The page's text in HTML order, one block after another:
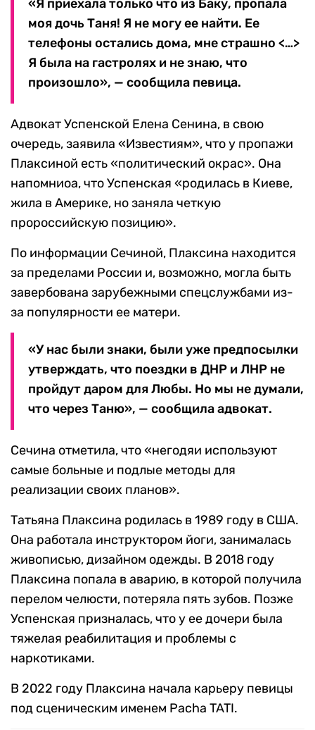
«Я приехала только что из Баку, пропала
моя дочь Таня! Я не могу ее найти. Ее
телефоны остались дома, мне страшно <…>
Я была на гастролях и не знаю, что
произошло», — сообщила певица.
Адвокат Успенской Елена Сенина, в свою
очередь, заявила «Известиям», что у пропажи
Плаксиной есть «политический окрас». Она
напомниоа, что Успенская «родилась в Киеве,
жила в Америке, но заняла четкую
пророссийскую позицию».
По информации Сечиной, Плаксина находится
за пределами России и, возможно, могла быть
завербована зарубежными спецслужбами из-
за популярности ее матери.
«У нас были знаки, были уже предпосылки
утверждать, что поездки в ДНР и ЛНР не
пройдут даром для Любы. Но мы не думали,
что через Таню», — сообщила адвокат.
Сечина отметила, что «негодяи используют
самые больные и подлые методы для
реализации своих планов».
Татьяна Плаксина родилась в 1989 году в США.
Она работала инструктором йоги, занималась
живописью, дизайном одежды. В 2018 году
Плаксина попала в аварию, в которой получила
перелом челюсти, потеряла пять зубов. Позже
Успенская призналась, что у ее дочери была
тяжелая реабилитация и проблемы с
наркотиками.
В 2022 году Плаксина начала карьеру певицы
под сценическим именем Pacha TATI.